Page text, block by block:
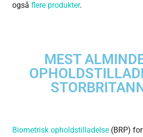
også flere produkter.
MEST
Biometrisk opholdstilladelse (BRP)